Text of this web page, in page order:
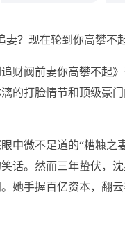
妻？现在轮到你高攀不
财阀前妻你高攀不起
的打脸情节和顶级豪
中微不足道的“糟糠之
话。然而三年蛰伏，
她手握百亿资本，翻